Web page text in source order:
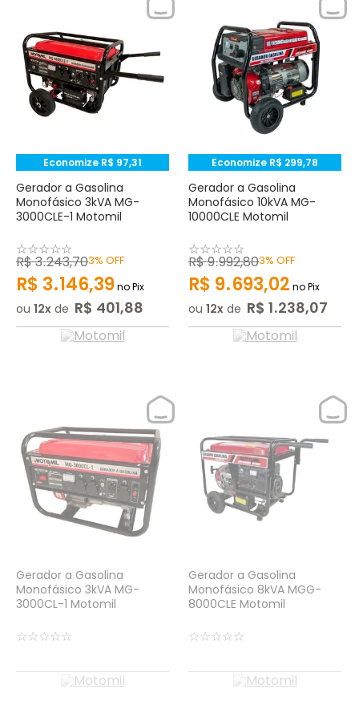
Economize R$ 97,31
Gerador a Gasolina
Monofásico 3kVA MG-
3000CLE-1 Motomil
☆☆☆☆☆
R$3.243,703% OFF
R$ 3.146,39no Pix
ou 12 de R$ 401,88
Economize R$ 299,78
Gerador a Gasolina
Monofásico 10kVA MG-
10000CLE Motomil
☆☆☆☆☆
R$9.992,803% OFF
R$ 9.693,02 no Pix
ou 12 de R$ 1.238,07
Gerador a Gasolina
Monofásico 3kVA MG-
3000CL-1 Motomil
☆☆☆☆☆
Gerador a Gasolina
Monofásico 8kVA MGG-
8000CLE Motomil
☆☆☆☆☆